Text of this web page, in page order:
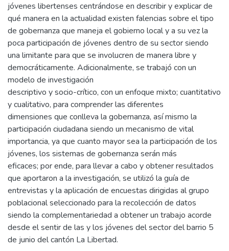
jóvenes libertenses centrándose en describir y explicar de
qué manera en la actualidad existen falencias sobre el tipo
de gobernanza que maneja el gobierno local y a su vez la
poca participación de jóvenes dentro de su sector siendo
una limitante para que se involucren de manera libre y
democráticamente. Adicionalmente, se trabajó con un
modelo de investigación
descriptivo y socio-crítico, con un enfoque mixto; cuantitativo
y cualitativo, para comprender las diferentes
dimensiones que conlleva la gobernanza, así mismo la
participación ciudadana siendo un mecanismo de vital
importancia, ya que cuanto mayor sea la participación de los
jóvenes, los sistemas de gobernanza serán más
eficaces; por ende, para llevar a cabo y obtener resultados
que aportaron a la investigación, se utilizó la guía de
entrevistas y la aplicación de encuestas dirigidas al grupo
poblacional seleccionado para la recolección de datos
siendo la complementariedad a obtener un trabajo acorde
desde el sentir de las y los jóvenes del sector del barrio 5
de junio del cantón La Libertad.